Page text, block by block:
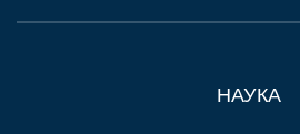
НАУКА